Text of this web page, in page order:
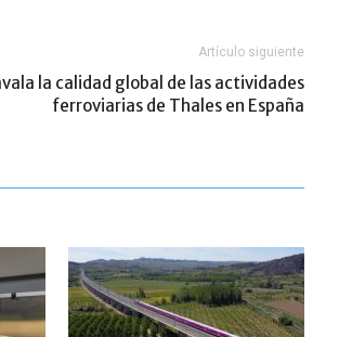
Artículo siguiente
la calidad global de las actividades
ferroviarias de Thales en España